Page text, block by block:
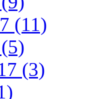
(11)
(3)